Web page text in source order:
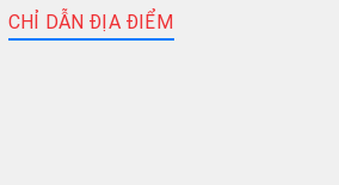
CHỈ DẪN ĐỊA ĐIỂM